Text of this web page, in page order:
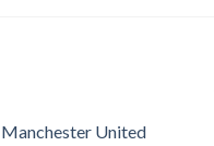
Manchester United